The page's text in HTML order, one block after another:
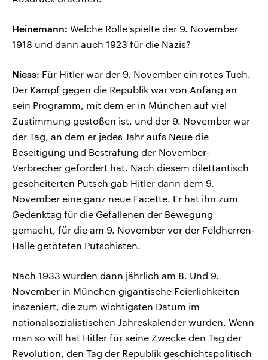
Heinemann: Welche Rolle spielte der 9. November
1918 und dann auch 1923 für die Nazis?
Niess: Für Hitler war der 9. November ein rotes Tuch.
Der Kampf gegen die Republik war von Anfang an
sein Programm, mit dem er in München auf viel
Zustimmung gestoßen ist, und der 9. November war
der Tag, an dem er jedes Jahr aufs Neue die
Beseitigung und Bestrafung der November-
Verbrecher gefordert hat. Nach diesem dilettantisch
gescheiterten Putsch gab Hitler dann dem 9.
November eine ganz neue Facette. Er hat ihn zum
Gedenktag für die Gefallenen der Bewegung
gemacht, für die am 9. November vor der Feldherren-
Halle getöteten Putschisten.
Nach 1933 wurden dann jährlich am 8. Und 9.
November in München gigantische Feierlichkeiten
inszeniert, die zum wichtigsten Datum im
nationalsozialistischen Jahreskalender wurden. Wenn
man so will hat Hitler für seine Zwecke den Tag der
Revolution, den Tag der Republik geschichtspolitisch